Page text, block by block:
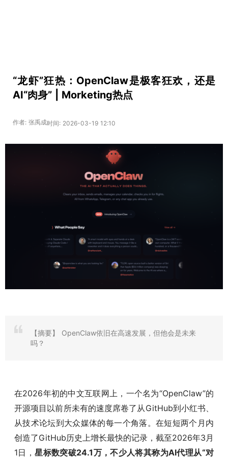
“龙虾”狂热：OpenClaw是极客狂欢，还是
AI“肉身” | Morketing热点
作者: 张禹成时间: 2026-03-19 12:10
【摘要】
OpenClaw依旧在高速发展，但他会是未来
吗？
在2026年初的中文互联网上，一个名为“OpenClaw”的
开源项目以前所未有的速度席卷了从GitHub到小红书、
从技术论坛到大众媒体的每一个角落。在短短两个月内
创造了GitHub历史上增长最快的记录，截至2026年3月
1日，星标数突破24.1万，不少人将其称为AI代理从“对